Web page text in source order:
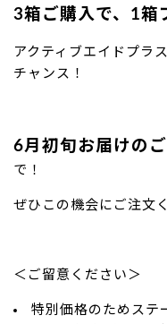
3箱ご購入で、1箱
アクティブエイドプラ
チャンス！
6月初旬お届けの
で！
ぜひこの機会にご注文
＜ご留意ください＞
特別価格のためステ